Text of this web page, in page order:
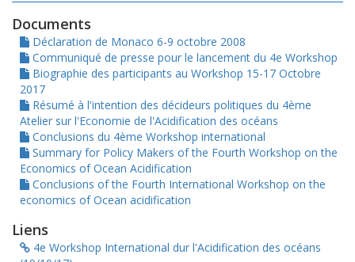
Documents
Déclaration de Monaco 6-9 octobre 2008
Communiqué de presse pour le lancement du 4e Workshop
Biographie des participants au Workshop 15-17 Octobre
2017
Résumé à l'intention des décideurs politiques du 4ème
Atelier sur l'Economie de l'Acidification des océans
Conclusions du 4ème Workshop international
Summary for Policy Makers of the Fourth Workshop on the
Economics of Ocean Acidification
Conclusions of the Fourth International Workshop on the
economics of Ocean acidification
Liens
4e Workshop International dur l'Acidification des océans